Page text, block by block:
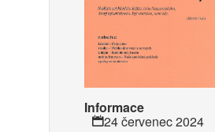
Informace
24 červenec 2024